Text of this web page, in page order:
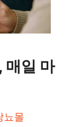
매일 마
뇨몰